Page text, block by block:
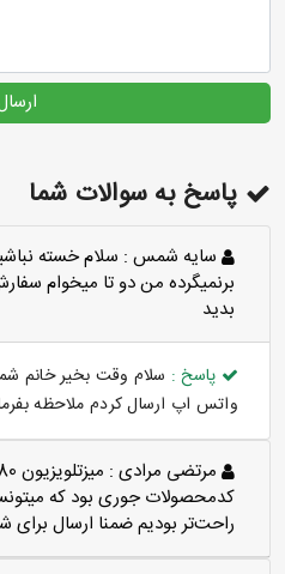
ارسال
پاسخ به سوالات شما
سايه شمس : سلام خسته
برنميگرده من دو تا ميخوام
بديد
پاسخ : سلام وقت بخیر خانم
واتس اپ ارسال کردم ملاحظه
مرتضی مرادی :
کدمحصولات جوری بود که
راحت‌تر بودیم ضمنا ارسال برای